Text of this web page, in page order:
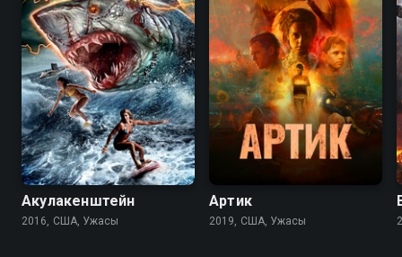
3.6 2.2
Акулакенштейн
2016, США, Ужасы
4.3
Артик
2019, США, Ужасы